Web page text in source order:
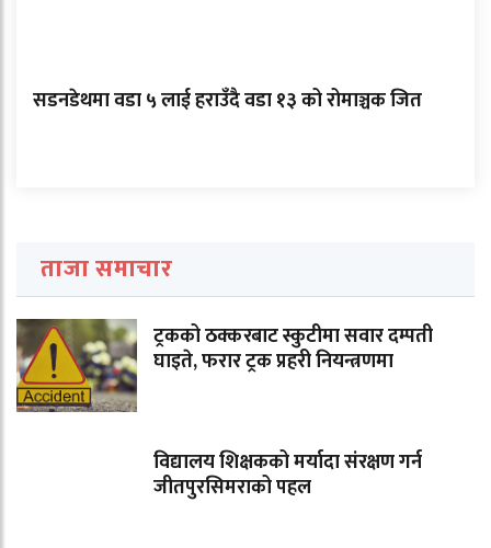
सडनडेथमा वडा ५ लाई हराउँदै वडा १३ को रोमाञ्चक जित
ताजा समाचार
ट्रकको ठक्करबाट स्कुटीमा सवार दम्पती
घाइते, फरार ट्रक प्रहरी नियन्त्रणमा
विद्यालय शिक्षकको मर्यादा संरक्षण गर्न
जीतपुरसिमराको पहल